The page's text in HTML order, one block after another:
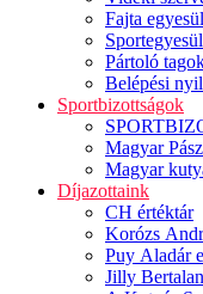
Fajta
Pártoló
Belépési
Sportbizottságok
Magyar
Magyar
Díjazottaink
CH értéktár
Korózs
Puy Aladár
Jilly